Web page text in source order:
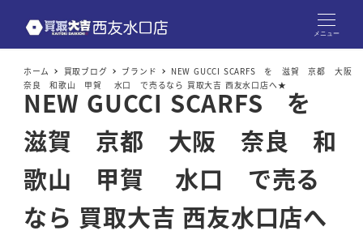
メニュー
ホーム 買取ブログ ブランド
NEW GUCCI SCARFS を 滋賀 京都 大阪
奈良 和歌山 甲賀 水口 で売るなら 買取大吉 西友水口店へ★
NEW GUCCI SCARFS を
滋賀 京都 大阪 奈良 和
歌山 甲賀 水口 で売る
なら 買取大吉 西友水口店へ